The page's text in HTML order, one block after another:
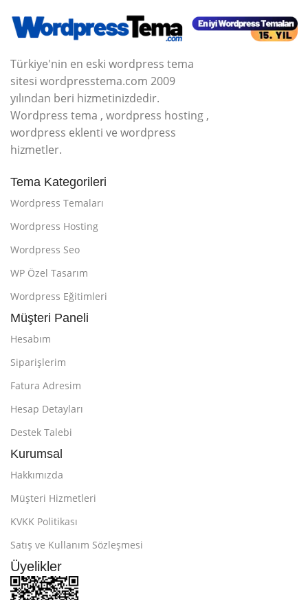
Türkiye'nin en eski wordpress tema
sitesi wordpresstema.com 2009
yılından beri hizmetinizdedir.
Wordpress tema , wordpress hosting ,
wordpress eklenti ve wordpress
hizmetler.
Tema Kategorileri
Wordpress Temaları
Wordpress Hosting
Wordpress Seo
WP Özel Tasarım
Wordpress Eğitimleri
Müşteri Paneli
Hesabım
Siparişlerim
Fatura Adresim
Hesap Detayları
Destek Talebi
Kurumsal
Hakkımızda
Müşteri Hizmetleri
KVKK Politikası
Satış ve Kullanım Sözleşmesi
Üyelikler